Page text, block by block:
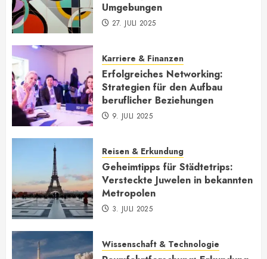
Umgebungen
27. JULI 2025
Karriere & Finanzen
Erfolgreiches Networking:
Strategien für den Aufbau
beruflicher Beziehungen
9. JULI 2025
Reisen & Erkundung
Geheimtipps für Städtetrips:
Versteckte Juwelen in bekannten
Metropolen
3. JULI 2025
Wissenschaft & Technologie